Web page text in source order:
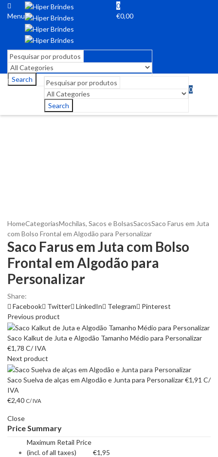
Menu
0
€0,00
Search
Search
0
HomeCategoriasMochilas, Sacos e BolsasSacosSaco Farus em Juta
com Bolso Frontal em Algodão para Personalizar
Saco Farus em Juta com Bolso
Frontal em Algodão para
Personalizar
Share:
Facebook
Twitter LinkedIn Telegram
Pinterest
Previous product
Saco Kalkut de Juta e Algodão Tamanho Médio para Personalizar
€1,78 C/ IVA
Next product
Saco Suelva de alças em Algodão e Junta para Personalizar€1,91 C/
IVA
€2,40 C/ IVA
Close
Price Summary
Maximum Retail Price
(incl. of all taxes)
€1,95